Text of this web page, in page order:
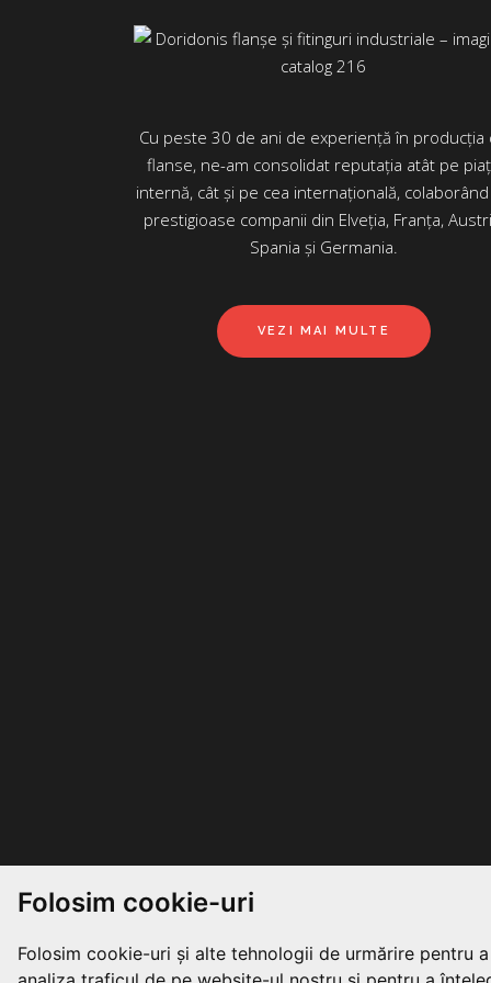
Folosim cookie-uri
Folosim cookie-uri și alte tehnologii de urmărire pentru
Cu peste 30 de ani de experiență în producția
flanse, ne-am consolidat reputația atât pe
internă, cât și pe cea internațională,
prestigioase companii din Elveția, Franța,
Spania și Germania.
VEZI MAI MULTE